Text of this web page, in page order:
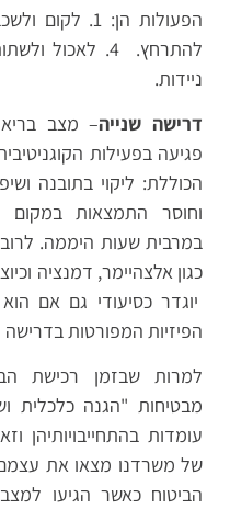
ניידות.
דרישה שנייה– מצב
פגיעה בפעילות
הכוללת: ליקוי בתובנה
וחוסר התמצאות במקום
במרבית שעות היממה.
כגון אלצהיימר, דמנציה
יוגדר כסיעודי גם אם
הפיזיות המפורטות
למרות שבזמן רכישת
מבטיחות "הגנה כלכלית
עומדות בהתחייבויותיהן
של משרדנו מצאו את עצמם
הביטוח כאשר הגיעו